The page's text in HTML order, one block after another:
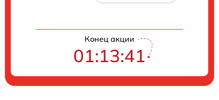
Конец акции
01:13:41